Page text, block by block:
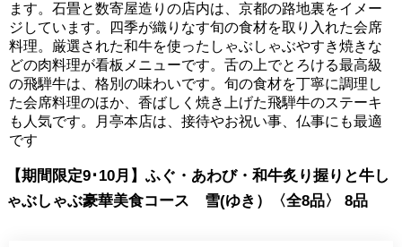
ます。石畳と数寄屋造りの店内は、京都の路地裏をイメー
ジしています。四季が織りなす旬の食材を取り入れた会席
料理。厳選された和牛を使ったしゃぶしゃぶやすき焼きな
どの肉料理が看板メニューです。舌の上でとろける最高級
の飛騨牛は、格別の味わいです。旬の食材を丁寧に調理し
た会席料理のほか、香ばしく焼き上げた飛騨牛のステーキ
も人気です。月亭本店は、接待やお祝い事、仏事にも最適
です
【期間限定9･10月】ふぐ・あわび・和牛炙り握りと牛し
ゃぶしゃぶ豪華美食コース 雪(ゆき）〈全8品〉 8品